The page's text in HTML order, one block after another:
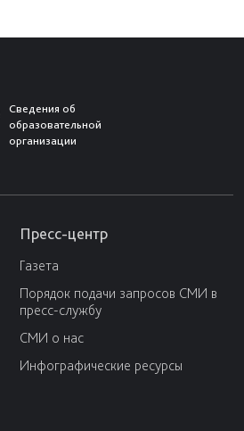
Сведения об
образовательной
организации
Пресс-центр
Газета
Порядок подачи запросов СМИ в
пресс-службу
СМИ о нас
Инфографические ресурсы